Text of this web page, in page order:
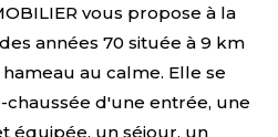
vous propose à la
années 70 située à 9 km
au calme. Elle se
d'une entrée, une
équipée, un séjour, un